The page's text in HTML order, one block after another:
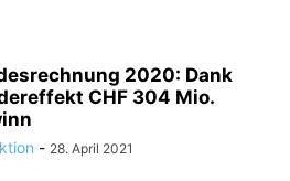
2020: Dank
CHF 304 Mio.
- 28. April 2021